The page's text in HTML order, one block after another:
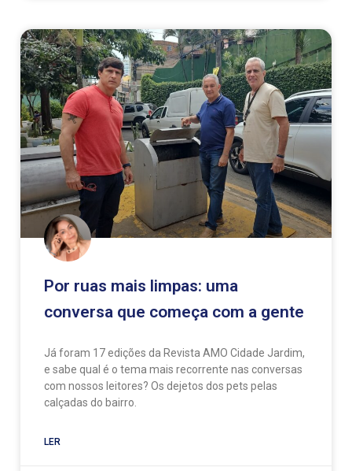
Por ruas mais limpas: uma
conversa que começa com a gente
Já foram 17 edições da Revista AMO Cidade Jardim,
e sabe qual é o tema mais recorrente nas conversas
com nossos leitores? Os dejetos dos pets pelas
calçadas do bairro.
LER